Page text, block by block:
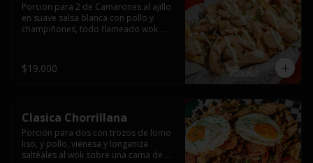
Porcion para 2 de Camarones al ajillo
en suave salsa blanca con pollo y
champiñones, todo flameado wok
$19.000
Clasica Chorrillana
Porción para dos con trozos de lomo
liso, y pollo, vienesa y longaniza
saltéales al wok sobre una cama de